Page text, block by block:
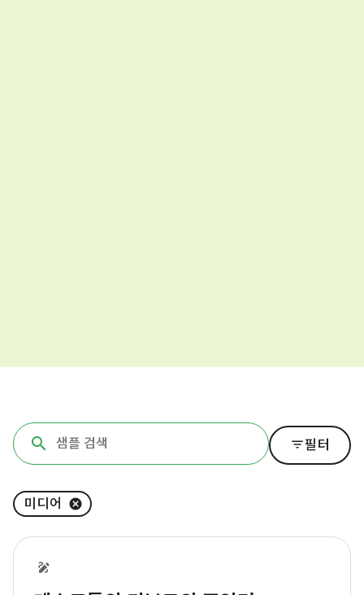
filter_list필터
미디어